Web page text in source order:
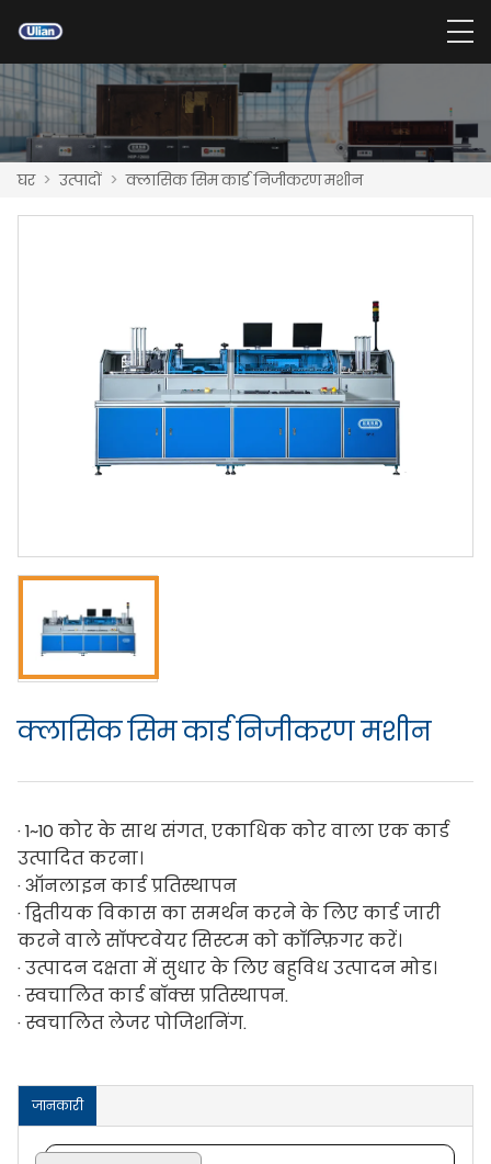
घर > उत्पादों > क्लासिक सिम कार्ड निजीकरण मशीन
क्लासिक सिम कार्ड निजीकरण मशीन
· 1~10 कोर के साथ संगत, एकाधिक कोर वाला एक कार्ड
उत्पादित करना।
· ऑनलाइन कार्ड प्रतिस्थापन
· द्वितीयक विकास का समर्थन करने के लिए कार्ड जारी
करने वाले सॉफ्टवेयर सिस्टम को कॉन्फ़िगर करें।
· उत्पादन दक्षता में सुधार के लिए बहुविध उत्पादन मोड।
· स्वचालित कार्ड बॉक्स प्रतिस्थापन.
· स्वचालित लेजर पोजिशनिंग.
जानकारी